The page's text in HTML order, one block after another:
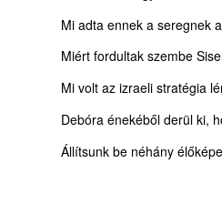
Mi adta ennek a seregnek
Miért fordultak szembe
Mi volt az izraeli stratégia
Debóra énekéből derül ki,
Állítsunk be néhány